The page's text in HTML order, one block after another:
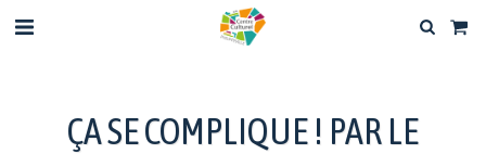
ÇA SE COMPLIQUE ! PAR LE